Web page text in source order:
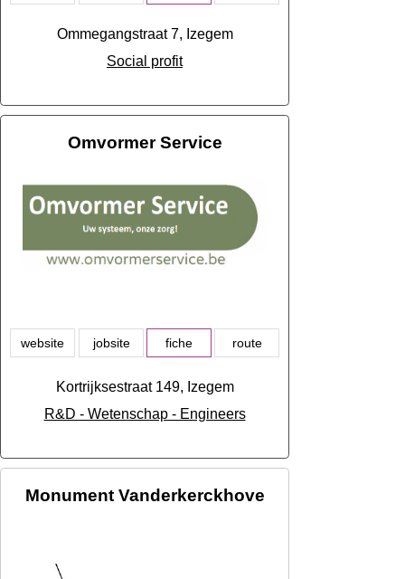
Ommegangstraat 7, Izegem
Social profit
Omvormer Service
website jobsite fiche route
Kortrijksestraat 149, Izegem
R&D - Wetenschap - Engineers
Monument Vanderkerckhove